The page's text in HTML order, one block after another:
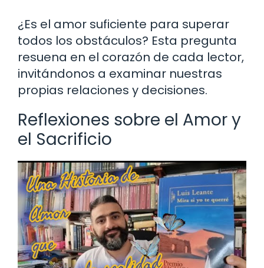
¿Es el amor suficiente para superar
todos los obstáculos? Esta pregunta
resuena en el corazón de cada lector,
invitándonos a examinar nuestras
propias relaciones y decisiones.
Reflexiones sobre el Amor y
el Sacrificio